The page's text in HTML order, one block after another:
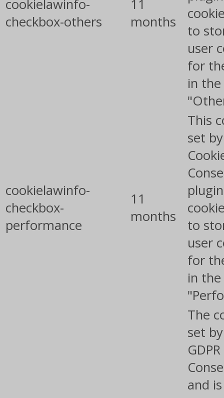
cookielawinfo-
checkbox-others
11
months
to
user
for
in
cookielawinfo-
checkbox-
performance
11
months
This
set
to
user
for
in
The
set
and